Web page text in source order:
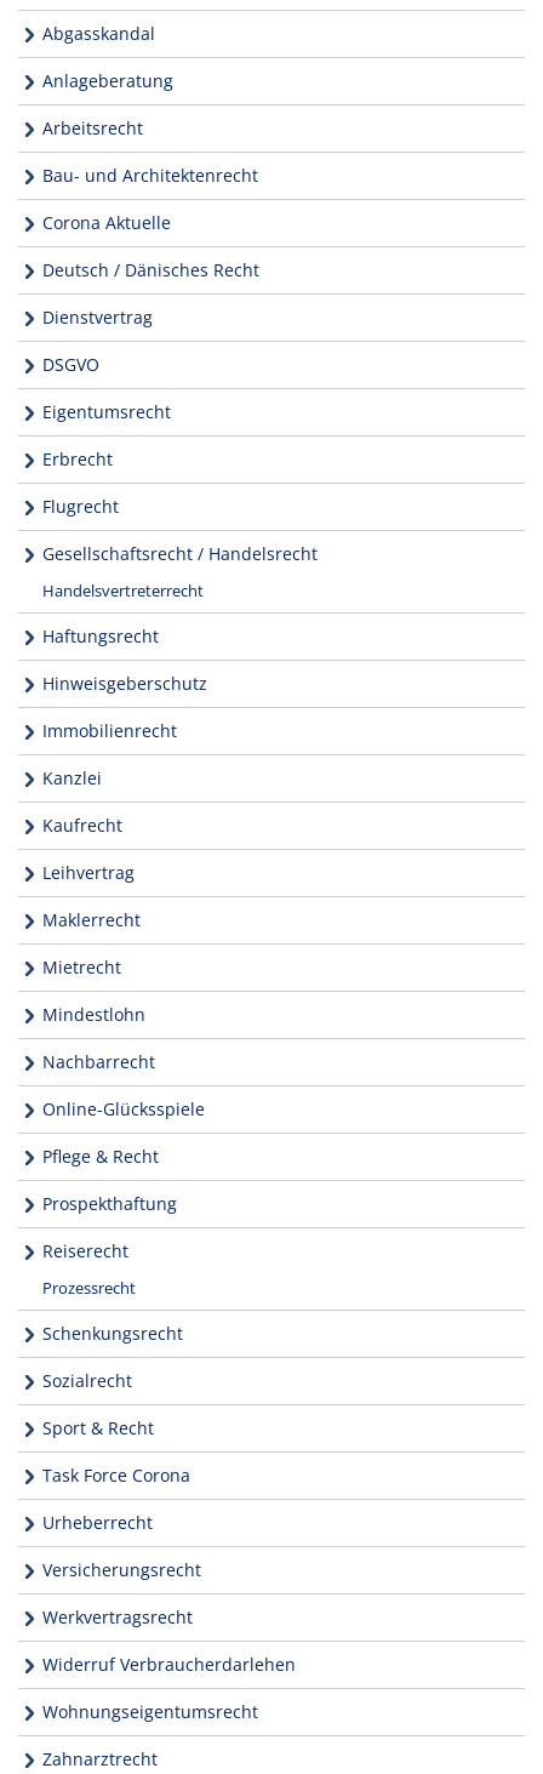
Abgasskandal
Anlageberatung
Arbeitsrecht
Bau- und Architektenrecht
Corona Aktuelle
Deutsch / Dänisches Recht
Dienstvertrag
DSGVO
Eigentumsrecht
Erbrecht
Flugrecht
Gesellschaftsrecht / Handelsrecht
Handelsvertreterrecht
Haftungsrecht
Hinweisgeberschutz
Immobilienrecht
Kanzlei
Kaufrecht
Leihvertrag
Maklerrecht
Mietrecht
Mindestlohn
Nachbarrecht
Online-Glücksspiele
Pflege & Recht
Prospekthaftung
Reiserecht
Prozessrecht
Schenkungsrecht
Sozialrecht
Sport & Recht
Task Force Corona
Urheberrecht
Versicherungsrecht
Werkvertragsrecht
Widerruf Verbraucherdarlehen
Wohnungseigentumsrecht
Zahnarztrecht